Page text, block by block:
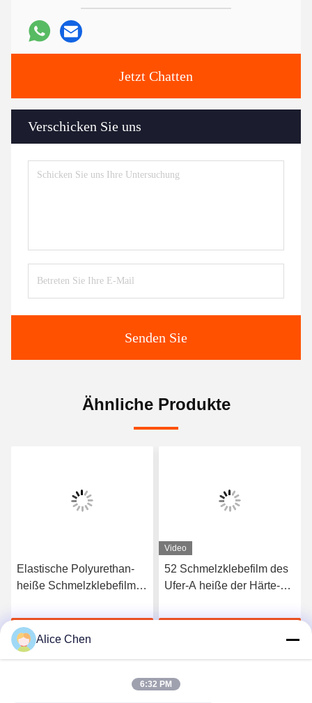
Jetzt Chatten
Verschicken Sie uns
Senden Sie
Ähnliche Produkte
Elastische Polyurethan-
heiße Schmelzklebefilm
Jetzt Chatten
Video
52 Schmelzklebefilm des
Ufer-A heiße der Härte-
Unterwäsche
Alice Chen
6:32 PM